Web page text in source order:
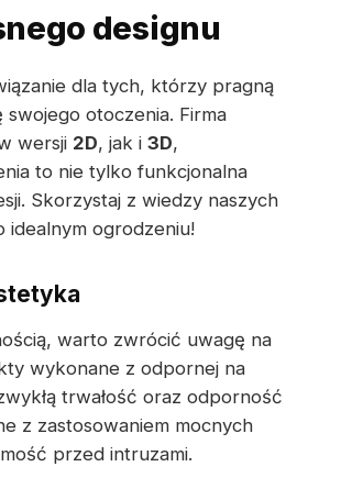
designu
dla tych, którzy pragną
otoczenia. Firma
wersji 2D, jak i 3D,
to nie tylko funkcjonalna
Skorzystaj z wiedzy naszych
idealnym ogrodzeniu!
warto zwrócić uwagę na
wykonane z odpornej na
trwałość oraz odporność
z zastosowaniem mocnych
przed intruzami.